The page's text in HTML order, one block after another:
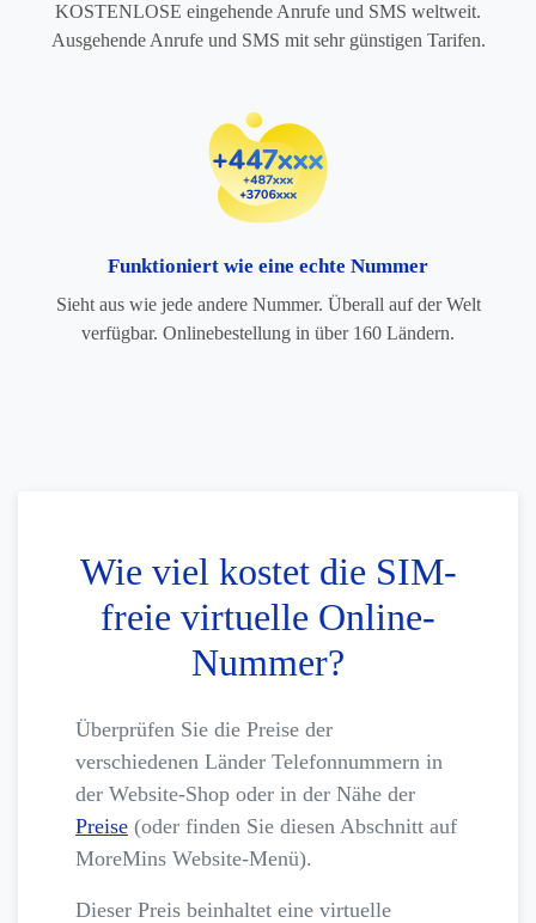
KOSTENLOSE eingehende Anrufe und SMS weltweit.
Ausgehende Anrufe und SMS mit sehr günstigen Tarifen.
Funktioniert wie eine echte Nummer
Sieht aus wie jede andere Nummer. Überall auf der Welt
verfügbar. Onlinebestellung in über 160 Ländern.
Wie viel kostet die SIM-
freie virtuelle Online-
Nummer?
Überprüfen Sie die Preise der
verschiedenen Länder Telefonnummern in
der Website-Shop oder in der Nähe der
Preise (oder finden Sie diesen Abschnitt auf
MoreMins Website-Menü).
Dieser Preis beinhaltet eine virtuelle